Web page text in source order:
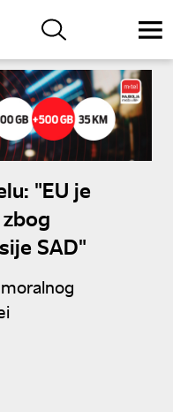
"EU je
SAD"